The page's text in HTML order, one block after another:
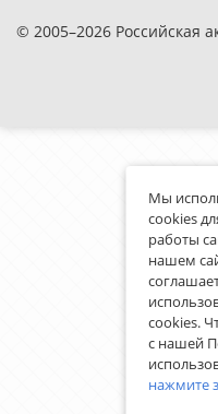
© 2005–2026 Российская
Мы
cookies
работы
нашем
cookies.
с нашей
нажмите